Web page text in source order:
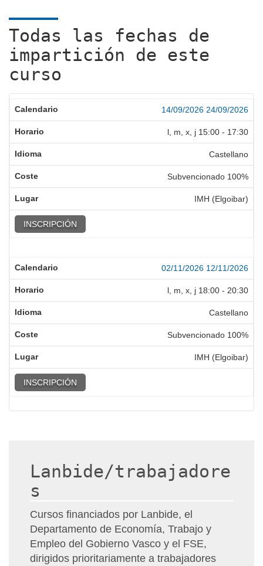
Todas las fechas de
impartición de este
curso
14/09/2026 24/09/2026
l, m, x, j 15:00 - 17:30
Castellano
Subvencionado 100%
IMH (Elgoibar)
INSCRIPCIÓN
02/11/2026 12/11/2026
l, m, x, j 18:00 - 20:30
Castellano
Subvencionado 100%
IMH (Elgoibar)
INSCRIPCIÓN
Lanbide/trabajadore
s
Cursos financiados por Lanbide, el
Departamento de Economía, Trabajo y
Empleo del Gobierno Vasco y el FSE,
dirigidos prioritariamente a trabajadores